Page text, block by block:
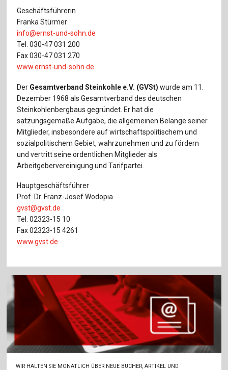
Geschäftsführerin
Franka Stürmer
info@ernst-und-sohn.de
Tel. 030-47 031 200
Fax 030-47 031 270
www.ernst-und-sohn.de
Der Gesamtverband Steinkohle e.V. (GVSt) wurde am 11.
Dezember 1968 als Gesamtverband des deutschen
Steinkohlenbergbaus gegründet. Er hat die
satzungsgemäße Aufgabe, die allgemeinen Belange seiner
Mitglieder, insbesondere auf wirtschaftspolitischem und
sozialpolitischem Gebiet, wahrzunehmen und zu fördern
und vertritt seine ordentlichen Mitglieder als
Arbeitgebervereinigung und Tarifpartei.
Hauptgeschäftsführer
Prof. Dr. Franz-Josef Wodopia
gvst@gvst.de
Tel. 02323-15 10
Fax 02323-15 4261
www.gvst.de
WIR HALTEN SIE MONATLICH ÜBER NEUE BÜCHER, ARTIKEL UND